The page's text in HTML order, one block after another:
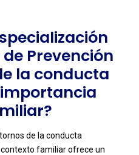
Prevención
la conducta
de la conducta
familiar ofrece un